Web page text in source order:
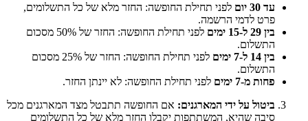
עד 30 יום
לפני תחילת החופשה: החזר מלא של כל התשלומים,
פרט לדמי הרשמה.
בין 29 ל-15 ימים
לפני תחילת החופשה: החזר של 50% מסכום
התשלום.
בין 14 ל-7 ימים
לפני תחילת החופשה: החזר של 25% מסכום
התשלום.
פחות מ-7 ימים
לפני תחילת החופשה: לא יינתן החזר.
ביטול על ידי המארגנים: אם החופשה תתבטל מצד המארגנים מכל
סיבה שהיא, המשתתפות יקבלו החזר מלא של כל התשלומים